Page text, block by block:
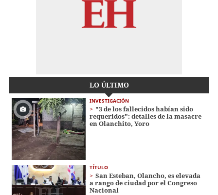
LO ÚLTIMO
INVESTIGACIÓN
"3 de los fallecidos habían sido
requeridos": detalles de la masacre
en Olanchito, Yoro
TÍTULO
San Esteban, Olancho, es elevada
a rango de ciudad por el Congreso
Nacional